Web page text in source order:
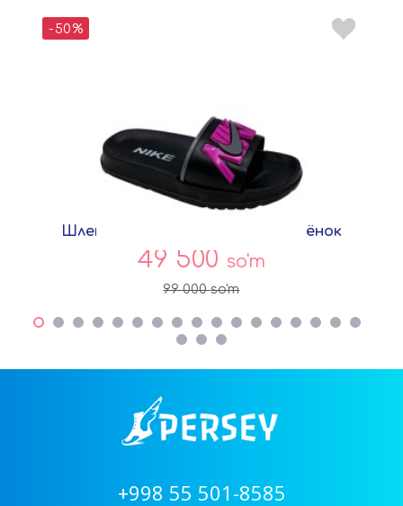
-50%
Шлепки Розовый EVA 920-C Совёнок
49 500 so'm
99 000so'm
+998 55 501-8585